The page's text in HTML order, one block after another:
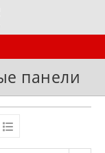
панели